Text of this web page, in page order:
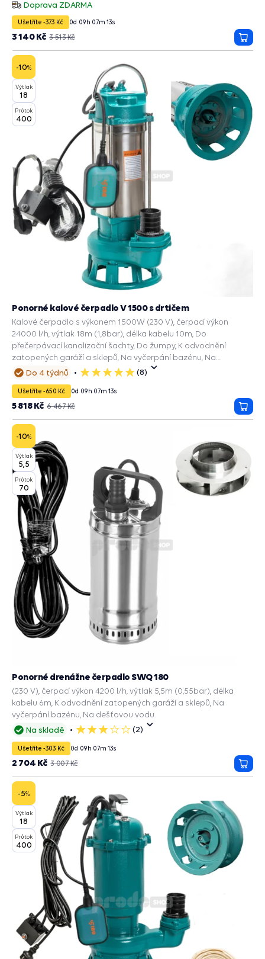
Doprava ZDARMA
Ušetříte -373 Kč 0d 09h 07m 11s
3 513 Kč
3 140 Kč
do
-10%
Výtlak
18
Průtok
400
Do 4 týdnů
5
(8)
Ponorné kalové čerpadlo V 1500 s drtičem
Kalové čerpadlo s výkonem 1500W (230 V), čerpací výkon
24000 l/h, výtlak 18m (1,8bar), délka kabelu 10m, Do
přečerpávací kanalizační šachty, Do žumpy, K odvodnění
zatopených garáží a sklepů, Na vyčerpání bazénu, Na
dešťovou vodu.
Ušetříte -650 Kč 0d 09h 07m 11s
6 467 Kč
5 818 Kč
do
-10%
Výtlak
5,5
Průtok
70
Na skladě
3
(2)
Ponorné drenážne čerpadlo SWQ 180
(230 V), čerpací výkon 4200 l/h, výtlak 5,5m (0,55bar), délka
kabelu 6m, K odvodnění zatopených garáží a sklepů, Na
vyčerpání bazénu, Na dešťovou vodu.
Ušetříte -303 Kč 0d 09h 07m 11s
3 007 Kč
2 704 Kč
do
-5%
Výtlak
18
Průtok
400